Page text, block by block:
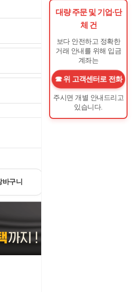
대량 주문 및 기업·단
체 건
보다 안전하고 정확한
거래 안내를 위해 입금
계좌는
위 고객센터로 전화
주시면 개별 안내드리고
있습니다.
바구니